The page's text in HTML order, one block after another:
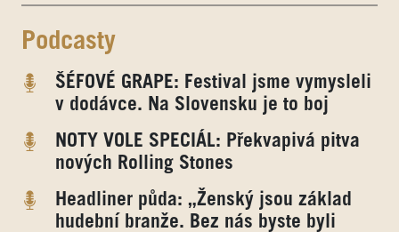
Podcasty
ŠÉFOVÉ GRAPE: Festival jsme vymysleli
v dodávce. Na Slovensku je to boj
NOTY VOLE SPECIÁL: Překvapivá pitva
nových Rolling Stones
Headliner půda: „Ženský jsou základ
hudební branže. Bez nás byste byli